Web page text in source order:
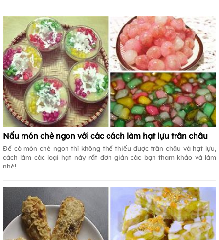
Nấu món chè ngon với các cách làm hạt lựu trân châu
Để có món chè ngon thì không thể thiếu được trân châu và hạt lựu,
cách làm các loại hạt này rất đơn giản các bạn tham khảo và làm
nhé!